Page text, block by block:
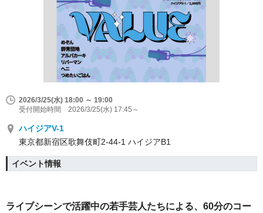
2026/3/25(水) 18:00 ～ 19:00
受付開始時間 2026/3/25(水) 17:45～
ハイジアV-1
東京都新宿区歌舞伎町2-44-1 ハイジアB1
イベント情報
ライブシーンで活躍中の若手芸人たちによる、60分のコー